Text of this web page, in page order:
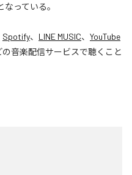
なっている。
Spotify、 LINE MUSIC、 YouTube
の音楽配信サービスで聴くこと